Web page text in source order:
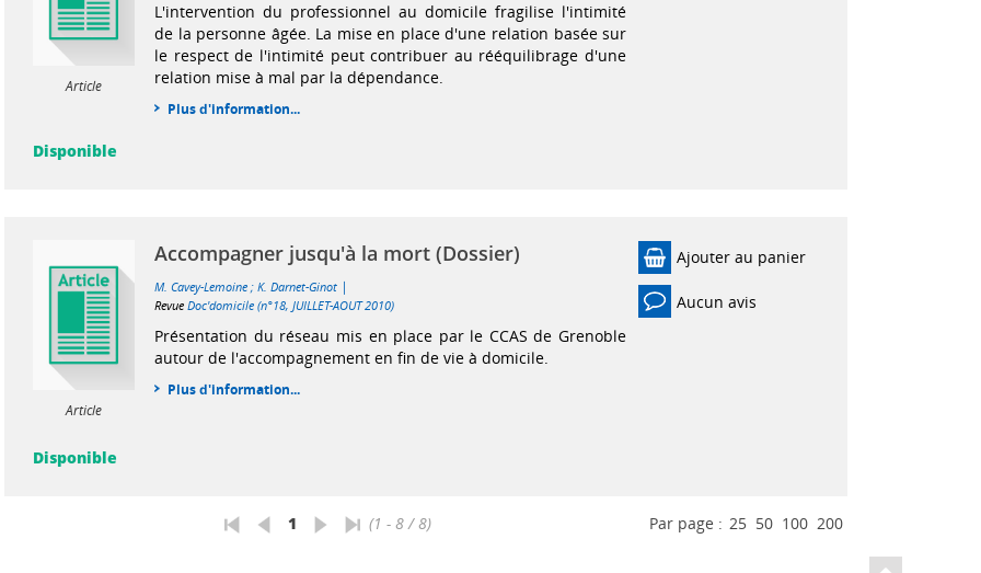
Article
L'intervention du professionnel au domicile fragilise l'intimité
de la personne âgée. La mise en place d'une relation basée sur
le respect de l'intimité peut contribuer au rééquilibrage d'une
relation mise à mal par la dépendance.
Plus d'information...
Disponible
Article
Accompagner jusqu'à la mort (Dossier)
M. Cavey-Lemoine ;K. Darnet-Ginot |
RevueDoc'domicile (n°18, JUILLET-AOUT 2010)
Présentation du réseau mis en place par le CCAS de Grenoble
autour de l'accompagnement en fin de vie à domicile.
Plus d'information...
Ajouter au panier
Aucun avis
Disponible
1 (1 - 8 / 8) Par page : 25 50 100 200